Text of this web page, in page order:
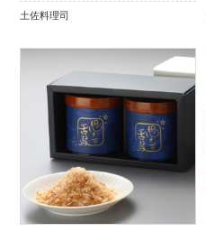
土佐料理司